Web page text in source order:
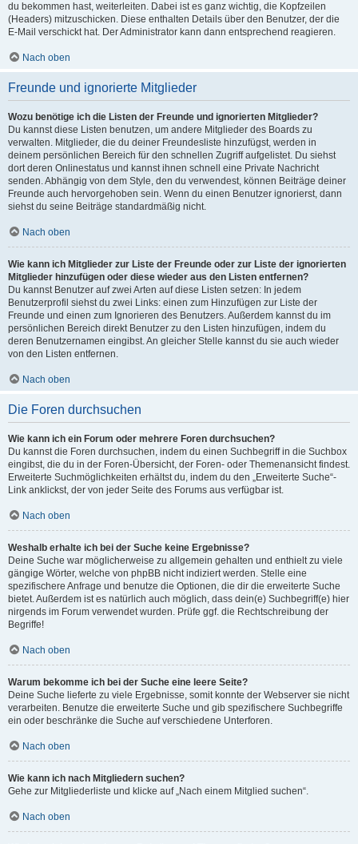
du bekommen hast, weiterleiten. Dabei ist es ganz wichtig, die Kopfzeilen
(Headers) mitzuschicken. Diese enthalten Details über den Benutzer, der die
E-Mail verschickt hat. Der Administrator kann dann entsprechend reagieren.
Nach oben
Freunde und ignorierte Mitglieder
Wozu benötige ich die Listen der Freunde und ignorierten Mitglieder?
Du kannst diese Listen benutzen, um andere Mitglieder des Boards zu
verwalten. Mitglieder, die du deiner Freundesliste hinzufügst, werden in
deinem persönlichen Bereich für den schnellen Zugriff aufgelistet. Du siehst
dort deren Onlinestatus und kannst ihnen schnell eine Private Nachricht
senden. Abhängig von dem Style, den du verwendest, können Beiträge deiner
Freunde auch hervorgehoben sein. Wenn du einen Benutzer ignorierst, dann
siehst du seine Beiträge standardmäßig nicht.
Nach oben
Wie kann ich Mitglieder zur Liste der Freunde oder zur Liste der ignorierten
Mitglieder hinzufügen oder diese wieder aus den Listen entfernen?
Du kannst Benutzer auf zwei Arten auf diese Listen setzen: In jedem
Benutzerprofil siehst du zwei Links: einen zum Hinzufügen zur Liste der
Freunde und einen zum Ignorieren des Benutzers. Außerdem kannst du im
persönlichen Bereich direkt Benutzer zu den Listen hinzufügen, indem du
deren Benutzernamen eingibst. An gleicher Stelle kannst du sie auch wieder
von den Listen entfernen.
Nach oben
Die Foren durchsuchen
Wie kann ich ein Forum oder mehrere Foren durchsuchen?
Du kannst die Foren durchsuchen, indem du einen Suchbegriff in die Suchbox
eingibst, die du in der Foren-Übersicht, der Foren- oder Themenansicht findest.
Erweiterte Suchmöglichkeiten erhältst du, indem du den „Erweiterte Suche“-
Link anklickst, der von jeder Seite des Forums aus verfügbar ist.
Nach oben
Weshalb erhalte ich bei der Suche keine Ergebnisse?
Deine Suche war möglicherweise zu allgemein gehalten und enthielt zu viele
gängige Wörter, welche von phpBB nicht indiziert werden. Stelle eine
spezifischere Anfrage und benutze die Optionen, die dir die erweiterte Suche
bietet. Außerdem ist es natürlich auch möglich, dass dein(e) Suchbegriff(e) hier
nirgends im Forum verwendet wurden. Prüfe ggf. die Rechtschreibung der
Begriffe!
Nach oben
Warum bekomme ich bei der Suche eine leere Seite?
Deine Suche lieferte zu viele Ergebnisse, somit konnte der Webserver sie nicht
verarbeiten. Benutze die erweiterte Suche und gib spezifischere Suchbegriffe
ein oder beschränke die Suche auf verschiedene Unterforen.
Nach oben
Wie kann ich nach Mitgliedern suchen?
Gehe zur Mitgliederliste und klicke auf „Nach einem Mitglied suchen“.
Nach oben